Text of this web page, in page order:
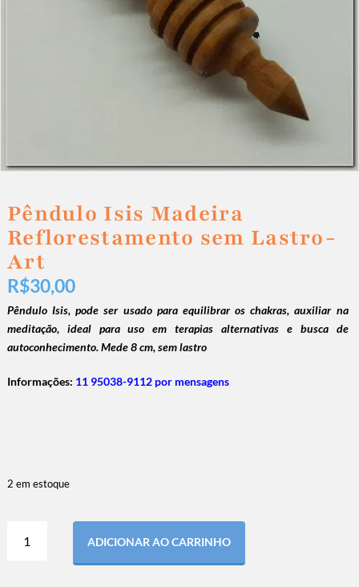
Pêndulo Isis Madeira
Reflorestamento sem Lastro-
Art
R$30,00
Pêndulo Isis,pode ser usado para equilibrar os chakras, auxiliar na
meditação, ideal para uso em terapias alternativas e busca de
autoconhecimento. Mede 8 cm, sem lastro
Informações: 11 95038-9112 por mensagens
2 em estoque
ADICIONAR AO CARRINHO